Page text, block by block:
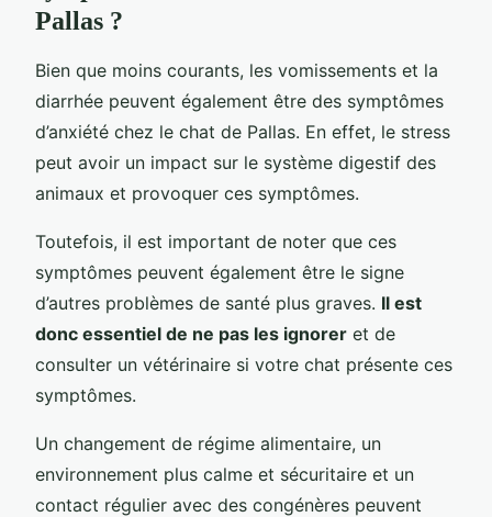
Pallas ?
Bien que moins courants, les vomissements et la
diarrhée peuvent également être des symptômes
d’anxiété chez le chat de Pallas. En effet, le stress
peut avoir un impact sur le système digestif des
animaux et provoquer ces symptômes.
Toutefois, il est important de noter que ces
symptômes peuvent également être le signe
d’autres problèmes de santé plus graves. Il est
donc essentiel de ne pas les ignorer et de
consulter un vétérinaire si votre chat présente ces
symptômes.
Un changement de régime alimentaire, un
environnement plus calme et sécuritaire et un
contact régulier avec des congénères peuvent